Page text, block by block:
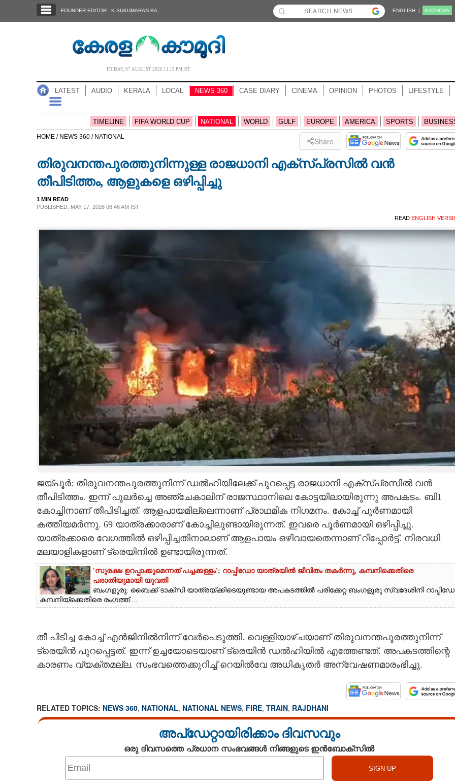
NOTIFIED NEWS
NEWS 360
CASE DIARY
LIFESTYLE
SPIRITUAL
LITERATURE
FOUNDER EDITOR : K SUKUMARAN BA ENGLISH | KĀZHCHA
FRIDAY, 07 AUGUST 2026 11.19 PM IST
LATEST AUDIO KERALA LOCAL NEWS 360 CASE DIARY CINEMA OPINION PHOTOS LIFESTYLE
TIMELINE FIFA WORLD CUP NATIONAL WORLD GULF EUROPE AMERICA SPORTS
HOME / NEWS 360 / NATIONAL Share
തിരുവനന്തപുരത്തുനിന്നുള്ള രാജധാനി എക്സ്‌പ്രസിൽ വൻ
തീപിടിത്തം, ആളുകളെ ഒഴിപ്പിച്ചു
1 MIN READ
PUBLISHED: MAY 17, 2026 08:46 AM IST
READ ENGLISH
ജയ്പൂർ: തിരുവനന്തപുരത്തുനിന്ന് ഡൽഹിയിലേക്ക് പുറപ്പെട്ട രാജധാനി എക്സ്‌പ്രസിൽ വൻ
തീപിടിത്തം. ഇന്ന് പുലർച്ചെ അഞ്ചേകാലിന് രാജസ്ഥാനിലെ കോട്ടയിലായിരുന്നു അപകടം. ബി1
കോച്ചിനാണ് തീപിടിച്ചത്. ആളപായമില്ലെന്നാണ് പ്രാഥമിക നിഗമനം. കോച്ച് പൂർണമായി
കത്തിയമർന്നു. 69 യാത്രക്കാരാണ് കോച്ചിലുണ്ടായിരുന്നത്. ഇവരെ പൂർണമായി ഒഴിപ്പിച്ചു.
യാത്രക്കാരെ വേഗത്തിൽ ഒഴിപ്പിച്ചതിനാലാണ് ആളപായം ഒഴിവായതെന്നാണ് റിപ്പോർട്ട്. നിരവധി
മലയാളികളാണ് ട്രെയിനിൽ ഉണ്ടായിരുന്നത്.
'സുരക്ഷ ഉറപ്പാക്കുമെന്നത് പച്ചക്കള്ളം'; റാപ്പിഡോ യാത്രയിൽ ജീവിതം തകർന്നു, കമ്പനിക്കെതിരെ
പരാതിയുമായി യുവതി
ബംഗളൂരു: ബൈക്ക് ടാക്‌സി യാത്രയ്‌ക്കിടെയുണ്ടായ അപകടത്തിൽ പരിക്കേറ്റ ബംഗളൂരു സ്വദേശിനി
കമ്പനിയ്‌ക്കെതിരെ രംഗത്ത്....
തീ പിടിച്ച കോച്ച് എൻജിനിൽനിന്ന് വേർപെടുത്തി. വെള്ളിയാഴ്ചയാണ് തിരുവനന്തപുരത്തുനിന്ന്
ട്രെയിൻ പുറപ്പെട്ടത്. ഇന്ന് ഉച്ചയോടെയാണ് ട്രെയിൻ ഡൽഹിയിൽ എത്തേണ്ടത്. അപകടത്തിന്റെ
കാരണം വ്യക്തമല്ല. സംഭവത്തെക്കുറിച്ച് റെയിൽവേ അധികൃതർ അന്വേഷണമാരംഭിച്ചു.
RELATED TOPICS: NEWS 360, NATIONAL, NATIONAL NEWS, FIRE, TRAIN, RAJDHANI
അപ്ഡേറ്റായിരിക്കാം ദിവസവും
ഒരു ദിവസത്തെ പ്രധാന സംഭവങ്ങൾ നിങ്ങളുടെ ഇൻബോക്സിൽ